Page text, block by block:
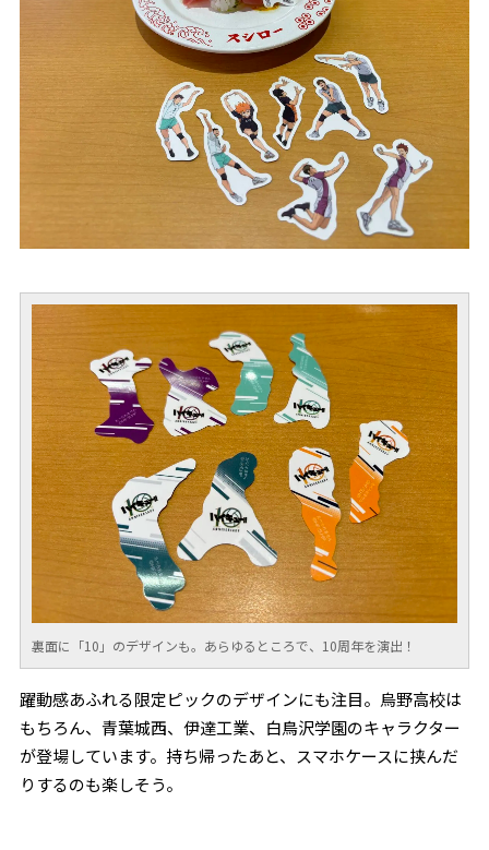
裏面に「10」のデザインも。あらゆるところで、10周年を演出！
躍動感あふれる限定ピックのデザインにも注目。烏野高校は
もちろん、青葉城西、伊達工業、白鳥沢学園のキャラクター
が登場しています。持ち帰ったあと、スマホケースに挟んだ
りするのも楽しそう。